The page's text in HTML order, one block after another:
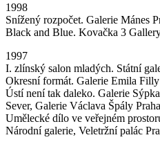
1998
Snížený rozpočet. Galerie Mánes
Black and Blue. Kovačka 3
1997
I. zlínský salon mladých. Státní
Okresní formát. Galerie Emila
Ústí není tak daleko. Galerie
Sever, Galerie Václava Špály Praha
Umělecké dílo ve veřejném
Národní galerie, Veletržní palác